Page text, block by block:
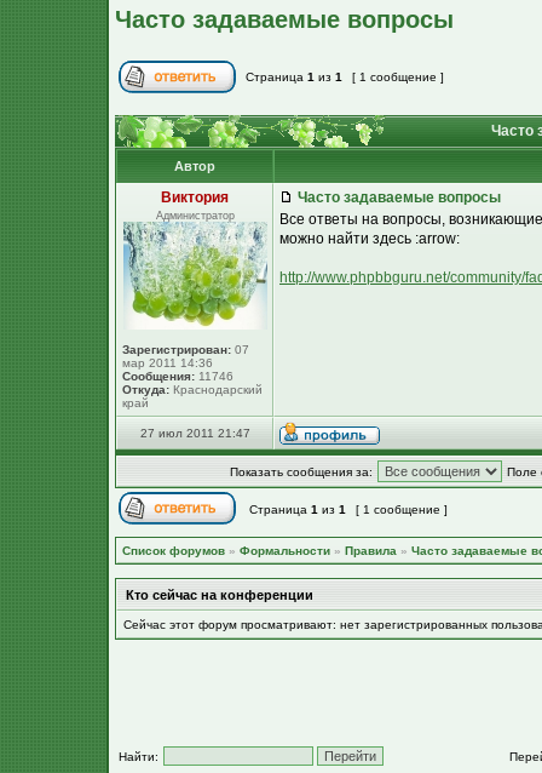
Часто задаваемые вопросы
Страница 1 из 1 [ 1 сообщение ]
Часто
Автор
Виктория
Администратор
Зарегистрирован: 07
мар 2011 14:36
Сообщения: 11746
Откуда: Краснодарский
край
Часто задаваемые вопросы
Все ответы на вопросы,
можно найти здесь :arrow:
http://www.phpbbguru.net/community/
27 июл 2011 21:47
Показать сообщения за: Поле
Страница 1 из 1 [ 1 сообщение ]
Список форумов » Формальности » Правила » Часто задаваемые
Кто сейчас на конференции
Сейчас этот форум просматривают: нет зарегистрированных
Найти: